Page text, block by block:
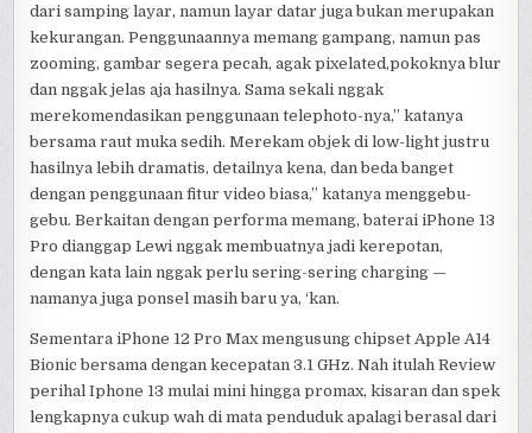
dari samping layar, namun layar datar juga bukan merupakan
kekurangan. Penggunaannya memang gampang, namun pas
zooming, gambar segera pecah, agak pixelated,pokoknya blur
dan nggak jelas aja hasilnya. Sama sekali nggak
merekomendasikan penggunaan telephoto-nya,” katanya
bersama raut muka sedih. Merekam objek di low-light justru
hasilnya lebih dramatis, detailnya kena, dan beda banget
dengan penggunaan fitur video biasa,” katanya menggebu-
gebu. Berkaitan dengan performa memang, baterai iPhone 13
Pro dianggap Lewi nggak membuatnya jadi kerepotan,
dengan kata lain nggak perlu sering-sering charging —
namanya juga ponsel masih baru ya, ‘kan.
Sementara iPhone 12 Pro Max mengusung chipset Apple A14
Bionic bersama dengan kecepatan 3.1 GHz. Nah itulah Review
perihal Iphone 13 mulai mini hingga promax, kisaran dan spek
lengkapnya cukup wah di mata penduduk apalagi berasal dari